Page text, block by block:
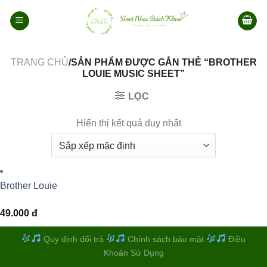
qua
TRANG CHỦ/SẢN PHẨM ĐƯỢC GẮN THẺ “BROTHER
LOUIE MUSIC SHEET”
LỌC
Hiển thị kết quả duy nhất
Brother Louie
49.000 đ
Quy định đổi trả Chính sách bảo mật
Điều
Khoản Sử Dụng